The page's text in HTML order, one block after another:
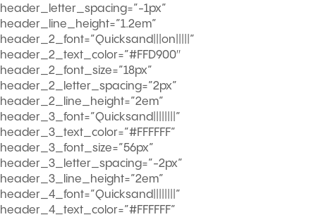
header_letter_spacing=”-1px”
header_line_height=”1.2em”
header_2_font=”Quicksand|||on|||||”
header_2_text_color=”#FFD900″
header_2_font_size=”18px”
header_2_letter_spacing=”2px”
header_2_line_height=”2em”
header_3_font=”Quicksand||||||||”
header_3_text_color=”#FFFFFF”
header_3_font_size=”56px”
header_3_letter_spacing=”-2px”
header_3_line_height=”2em”
header_4_font=”Quicksand||||||||”
header_4_text_color=”#FFFFFF”